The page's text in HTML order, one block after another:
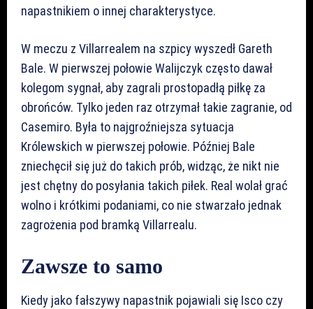
napastnikiem o innej charakterystyce.
W meczu z Villarrealem na szpicy wyszedł Gareth
Bale. W pierwszej połowie Walijczyk często dawał
kolegom sygnał, aby zagrali prostopadłą piłkę za
obrońców. Tylko jeden raz otrzymał takie zagranie, od
Casemiro. Była to najgroźniejsza sytuacja
Królewskich w pierwszej połowie. Później Bale
zniechęcił się już do takich prób, widząc, że nikt nie
jest chętny do posyłania takich piłek. Real wolał grać
wolno i krótkimi podaniami, co nie stwarzało jednak
zagrożenia pod bramką Villarrealu.
Zawsze to samo
Kiedy jako fałszywy napastnik pojawiali się Isco czy